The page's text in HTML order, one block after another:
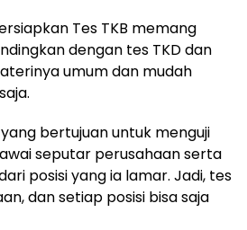
Tes TKB memang
dengan tes TKD dan
umum dan mudah
bertujuan untuk menguji
seputar perusahaan serta
posisi yang ia lamar. Jadi, tes
dan setiap posisi bisa saja